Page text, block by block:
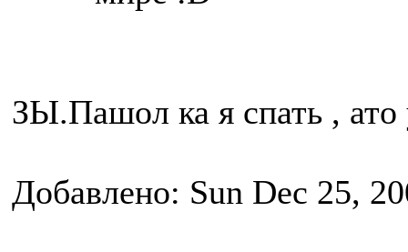
ЗЫ.Пашол ка я спать ,
Добавлено: Sun Dec 25,